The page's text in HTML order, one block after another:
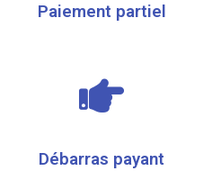
Paiement partiel
Débarras payant